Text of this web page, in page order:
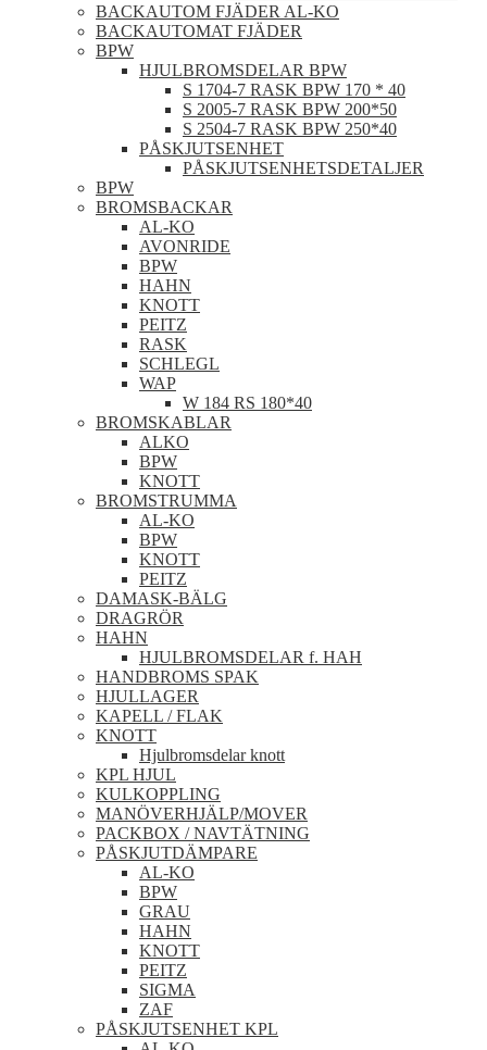
BACKAUTOM FJÄDER AL-KO
BACKAUTOMAT FJÄDER
BPW
HJULBROMSDELAR BPW
S 1704-7 RASK BPW 170 * 40
S 2005-7 RASK BPW 200*50
S 2504-7 RASK BPW 250*40
PÅSKJUTSENHET
PÅSKJUTSENHETSDETALJER
BPW
BROMSBACKAR
AL-KO
AVONRIDE
BPW
HAHN
KNOTT
PEITZ
RASK
SCHLEGL
WAP
W 184 RS 180*40
BROMSKABLAR
ALKO
BPW
KNOTT
BROMSTRUMMA
AL-KO
BPW
KNOTT
PEITZ
DAMASK-BÄLG
DRAGRÖR
HAHN
HJULBROMSDELAR f. HAH
HANDBROMS SPAK
HJULLAGER
KAPELL / FLAK
KNOTT
Hjulbromsdelar knott
KPL HJUL
KULKOPPLING
MANÖVERHJÄLP/MOVER
PACKBOX / NAVTÄTNING
PÅSKJUTDÄMPARE
AL-KO
BPW
GRAU
HAHN
KNOTT
PEITZ
SIGMA
ZAF
PÅSKJUTSENHET KPL